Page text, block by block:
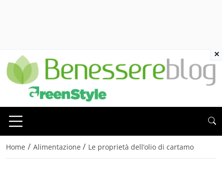
Home / Alimentazione / Le proprietà dell’olio di cartamo
×